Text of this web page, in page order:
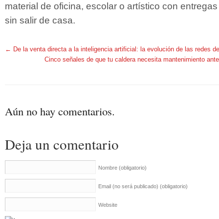
material de oficina, escolar o artístico con
sin salir de casa.
← De la venta directa a la inteligencia artificial: la evolución de las redes
Cinco señales de que tu caldera necesita mantenimiento
Aún no hay comentarios.
Deja un comentario
Nombre (obligatorio)
Email (no será publicado) (obligatorio)
Website